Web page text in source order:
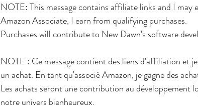
NOTE: This message contains affiliate links and I may
Amazon Associate, I earn from qualifying purchases.
Purchases will contribute to New Dawn's software
NOTE : Ce message contient des liens d'affiliation et
un achat. En tant qu'associé Amazon, je gagne des
Les achats seront une contribution au
notre univers bienheureux.